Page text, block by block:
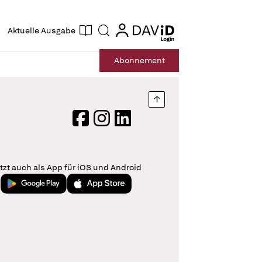
Aktuelle Ausgabe Suche login
login
Abonnement
Nach oben springen
FacebookInstagram
LinkedIn
auch als App für iOS und Android
Jetzt bei Google PlayLaden im App Store